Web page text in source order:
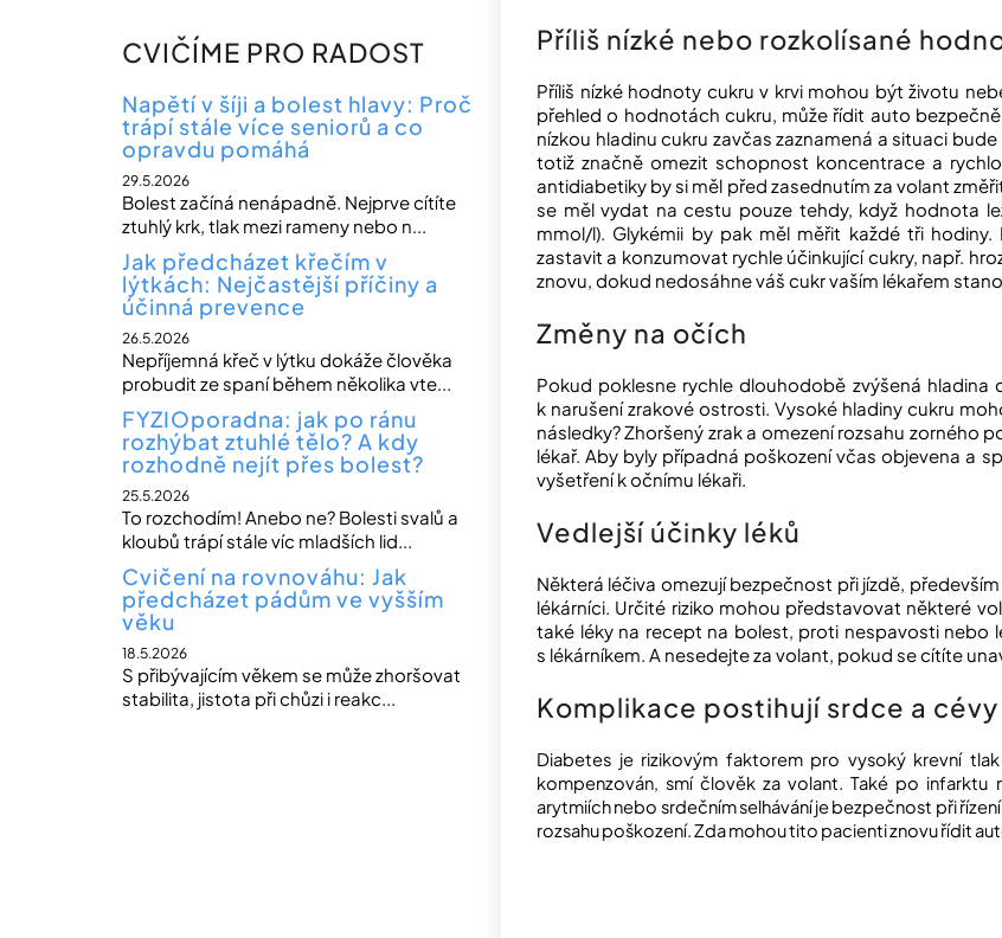
CVIČÍME PRO RADOST
Napětí v šíji a bolest hlavy: Proč
trápí stále více seniorů a co
opravdu pomáhá
29.5.2026
Bolest začíná nenápadně. Nejprve cítíte
ztuhlý krk, tlak mezi rameny nebo n...
Jak předcházet křečím v
lýtkách: Nejčastější příčiny a
účinná prevence
26.5.2026
Nepříjemná křeč v lýtku dokáže člověka
probudit ze spaní během několika vte...
FYZIOporadna: jak po ránu
rozhýbat ztuhlé tělo? A kdy
rozhodně nejít přes bolest?
25.5.2026
To rozchodím! Anebo ne? Bolesti svalů a
kloubů trápí stále víc mladších lid...
Cvičení na rovnováhu: Jak
předcházet pádům ve vyšším
věku
18.5.2026
S přibývajícím věkem se může zhoršovat
stabilita, jistota při chůzi i reakc...
Příliš nízké nebo rozkolísané
Příliš nízké hodnoty cukru v krvi mohou být životu
přehled o hodnotách cukru, může řídit auto
nízkou hladinu cukru zavčas zaznamená a situaci
totiž značně omezit schopnost koncentrace a
antidiabetiky by si měl před zasednutím za volant
se měl vydat na cestu pouze tehdy, když hodnota
mmol/l). Glykémii by pak měl měřit každé tři
zastavit a konzumovat rychle účinkující cukry, např.
znovu, dokud nedosáhne váš cukr vaším lékařem
Změny na očích
Pokud poklesne rychle dlouhodobě zvýšená
k narušení zrakové ostrosti. Vysoké hladiny cukru
následky? Zhoršený zrak a omezení rozsahu zorného
lékař. Aby byly případná poškození včas objevena a
vyšetření k očnímu lékaři.
Vedlejší účinky léků
Některá léčiva omezují bezpečnost při jízdě,
lékárníci. Určité riziko mohou představovat některé
také léky na recept na bolest, proti nespavosti nebo
s lékárníkem. A nesedejte za volant, pokud se cítíte
Komplikace postihují srdce a cévy
Diabetes je rizikovým faktorem pro vysoký krevní
kompenzován, smí člověk za volant. Také po infarktu
arytmiích nebo srdečním selhávání je bezpečnost při
rozsahu poškození. Zda mohou tito pacienti znovu řídit